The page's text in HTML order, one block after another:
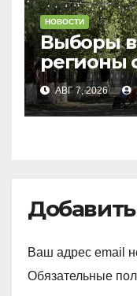
НОВОСТИ
Выборы в
регионы
АВГ 7, 2026
Ваш адрес email
Обязательные